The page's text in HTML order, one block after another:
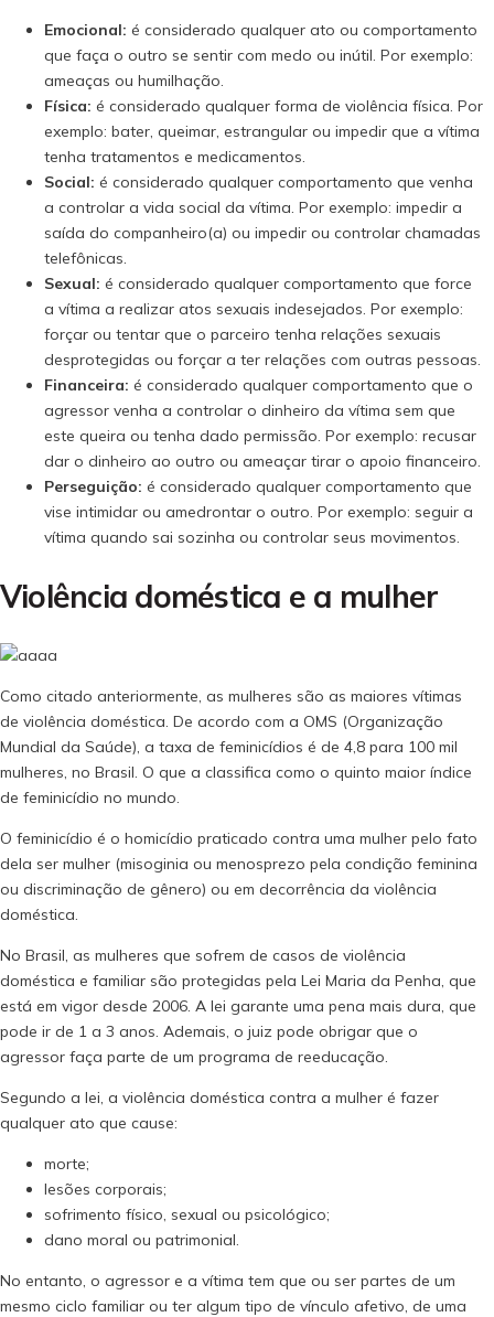
Emocional: é considerado qualquer ato ou comportamento
que faça o outro se sentir com medo ou inútil. Por exemplo:
ameaças ou humilhação.
Física: é considerado qualquer forma de violência física. Por
exemplo: bater, queimar, estrangular ou impedir que a vítima
tenha tratamentos e medicamentos.
Social: é considerado qualquer comportamento que venha
a controlar a vida social da vítima. Por exemplo: impedir a
saída do companheiro(a) ou impedir ou controlar chamadas
telefônicas.
Sexual: é considerado qualquer comportamento que force
a vítima a realizar atos sexuais indesejados. Por exemplo:
forçar ou tentar que o parceiro tenha relações sexuais
desprotegidas ou forçar a ter relações com outras pessoas.
Financeira: é considerado qualquer comportamento que o
agressor venha a controlar o dinheiro da vítima sem que
este queira ou tenha dado permissão. Por exemplo: recusar
dar o dinheiro ao outro ou ameaçar tirar o apoio financeiro.
Perseguição: é considerado qualquer comportamento que
vise intimidar ou amedrontar o outro. Por exemplo: seguir a
vítima quando sai sozinha ou controlar seus movimentos.
Violência doméstica e a mulher
Como citado anteriormente, as mulheres são as maiores vítimas
de violência doméstica. De acordo com a OMS (Organização
Mundial da Saúde), a taxa de feminicídios é de 4,8 para 100 mil
mulheres, no Brasil. O que a classifica como o quinto maior índice
de feminicídio no mundo.
O feminicídio é o homicídio praticado contra uma mulher pelo fato
dela ser mulher (misoginia ou menosprezo pela condição feminina
ou discriminação de gênero) ou em decorrência da violência
doméstica.
No Brasil, as mulheres que sofrem de casos de violência
doméstica e familiar são protegidas pela Lei Maria da Penha, que
está em vigor desde 2006. A lei garante uma pena mais dura, que
pode ir de 1 a 3 anos. Ademais, o juiz pode obrigar que o
agressor faça parte de um programa de reeducação.
Segundo a lei, a violência doméstica contra a mulher é fazer
qualquer ato que cause:
morte;
lesões corporais;
sofrimento físico, sexual ou psicológico;
dano moral ou patrimonial.
No entanto, o agressor e a vítima tem que ou ser partes de um
mesmo ciclo familiar ou ter algum tipo de vínculo afetivo, de uma